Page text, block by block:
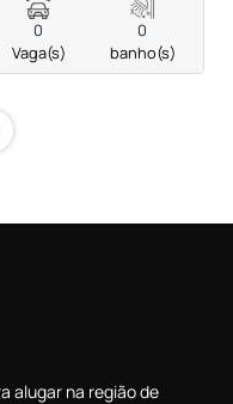
0
Vaga(s)
0
banho(s)
alugar na região de